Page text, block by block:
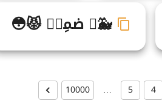
🐳♔ ص۟مِت۬ 😾😳
4
5
…
10000